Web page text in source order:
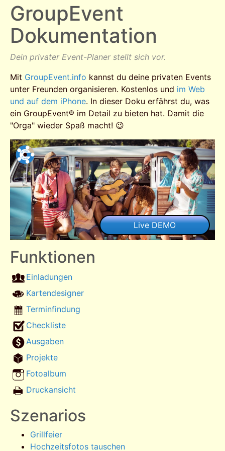
GroupEvent
Dokumentation
Dein privater Event-Planer stellt sich vor.
Mit GroupEvent.info kannst du deine privaten Events
unter Freunden organisieren. Kostenlos und im Web
und auf dem iPhone. In dieser Doku erfährst du, was
ein GroupEvent® im Detail zu bieten hat. Damit die
"Orga" wieder Spaß macht! 😉
Funktionen
Einladungen
Kartendesigner
Terminfindung
Checkliste
Ausgaben
Projekte
Fotoalbum
Druckansicht
Szenarios
Grillfeier
Hochzeitsfotos tauschen